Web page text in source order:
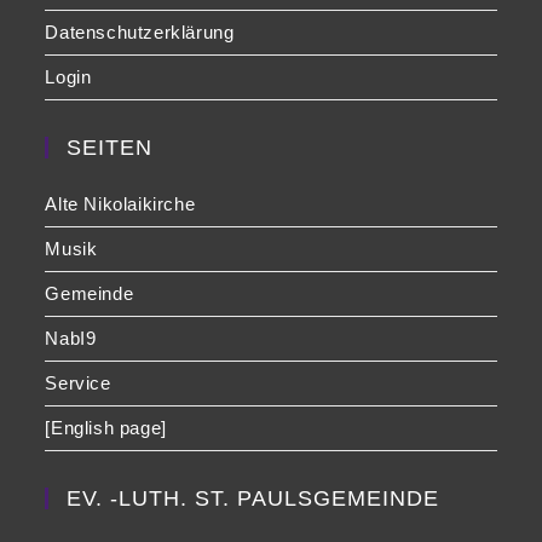
Datenschutzerklärung
Login
SEITEN
Alte Nikolaikirche
Musik
Gemeinde
NabI9
Service
[English page]
EV. -LUTH. ST. PAULSGEMEINDE